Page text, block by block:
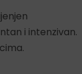
i intenzivan.